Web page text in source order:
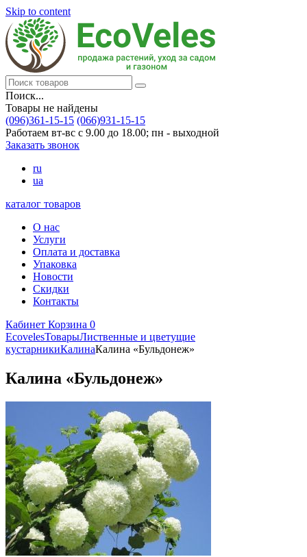
Skip to content
Поиск...
Товары не найдены
(096)361-15-15 (066)931-15-15
Работаем вт-вс с 9.00 до 18.00; пн - выходной
Заказать звонок
ru
ua
каталог товаров
О нас
Услуги
Оплата и доставка
Упаковка
Новости
Скидки
Контакты
Кабинет Корзина 0
EcovelesТоварыЛиственные и цветущие
кустарникиКалинаКалина «Бульдонеж»
Калина «Бульдонеж»